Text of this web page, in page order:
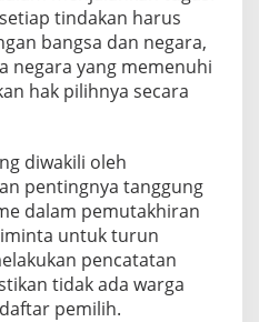
tindakan harus
bangsa dan negara,
negara yang memenuhi
hak pilihnya secara
diwakili oleh
pentingnya tanggung
dalam pemutakhiran
untuk turun
pencatatan
tidak ada warga
pemilih.